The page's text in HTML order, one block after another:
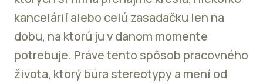
kancelárií alebo celú zasadačku len na
dobu, na ktorú ju v danom momente
potrebuje. Práve tento spôsob pracovného
života, ktorý búra stereotypy a mení od